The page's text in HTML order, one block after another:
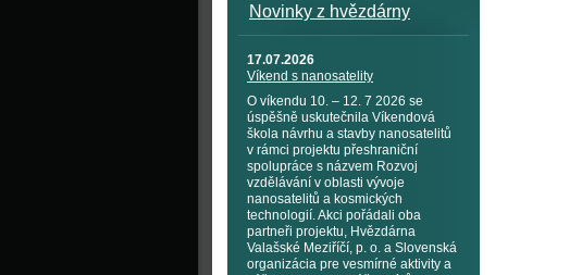
Novinky z hvězdárny
17.07.2026
Víkend s nanosatelity
O víkendu 10. – 12. 7 2026 se
úspěšně uskutečnila Víkendová
škola návrhu a stavby nanosatelitů
v rámci projektu přeshraniční
spolupráce s názvem Rozvoj
vzdělávání v oblasti vývoje
nanosatelitů a kosmických
technologií. Akci pořádali oba
partneři projektu, Hvězdárna
Valašské Meziříčí, p. o. a Slovenská
organizácia pre vesmírné aktivity a